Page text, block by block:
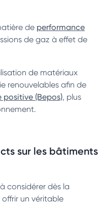
de performance
de gaz à effet de
de matériaux
renouvelables afin de
(Bepos), plus
sur les bâtiments
considérer dès la
un véritable